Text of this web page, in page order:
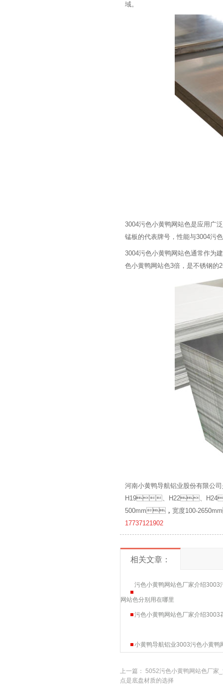
域。
3004污色小黄鸭网站色是应用广泛的防
锰板的代表牌号，性能与3004污色
3004污色小黄鸭网站色通常作为建
色小黄鸭网站色3倍，是不锈钢的2倍
河南小黄鸭导航铝业股份有限公
H19、H22、
500mm，宽度100-
17737121902
相关文章：
污色小黄鸭网站色厂家介绍3003
网站色分别用在哪里
污色小黄鸭网站色厂家介绍
小黄鸭导航铝业3003污色小黄鸭
上一篇： 5052污色小黄鸭网站色厂家
点是底盘材质的选择